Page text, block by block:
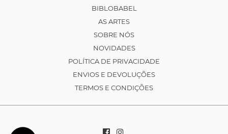
BIBLOBABEL
AS ARTES
SOBRE NÓS
NOVIDADES
POLÍTICA DE PRIVACIDADE
ENVIOS E DEVOLUÇÕES
TERMOS E CONDIÇÕES